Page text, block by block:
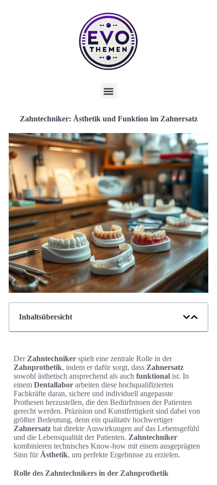
Zahntechniker: Ästhetik und Funktion im Zahnersatz
Inhaltsübersicht
Der Zahntechniker spielt eine zentrale Rolle in der
Zahnprothetik, indem er dafür sorgt, dass Zahnersatz
sowohl ästhetisch ansprechend als auch funktional ist. In
einem Dentallabor arbeiten diese hochqualifizierten
Fachkräfte daran, sichere und individuell angepasste
Prothesen herzustellen, die den Bedürfnissen der Patienten
gerecht werden. Präzision und Kunstfertigkeit sind dabei von
größter Bedeutung, denn ein qualitativ hochwertiger
Zahnersatz hat direkte Auswirkungen auf das Lebensgefühl
und die Lebensqualität der Patienten. Zahntechniker
kombinieren technisches Know-how mit einem ausgeprägten
Sinn für Ästhetik, um perfekte Ergebnisse zu erzielen.
Rolle des Zahntechnikers in der Zahnprothetik